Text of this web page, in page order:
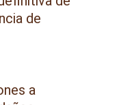
de
a